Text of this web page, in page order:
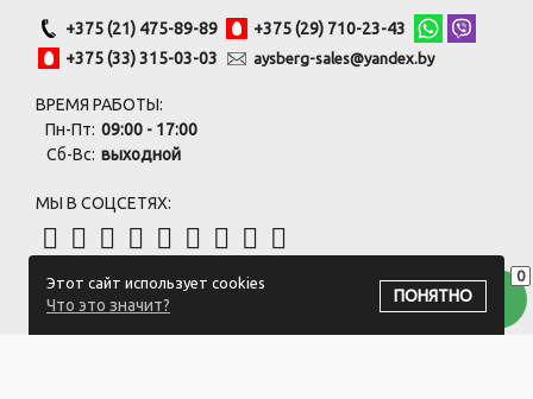
0
Этот сайт использует cookies
Что это значит?
ПОНЯТНО
+375 (21) 475-89-89
+375 (29) 710-23-43
+375 (33) 315-03-03
aysberg-sales@yandex.by
ВРЕМЯ РАБОТЫ:
Пн-Пт: 09:00 - 17:00
Сб-Вс: выходной
МЫ В СОЦСЕТЯХ:
ПОДПИСАТЬСЯ НА РАССЫЛКУ